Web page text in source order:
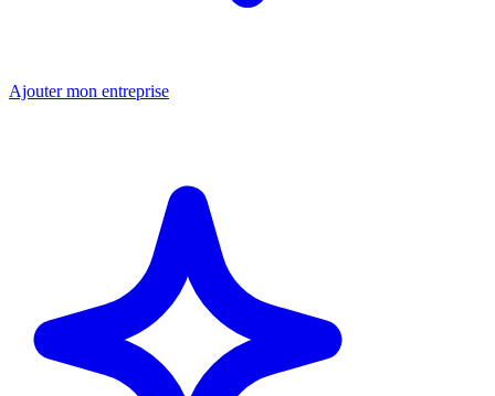
Ajouter mon entreprise